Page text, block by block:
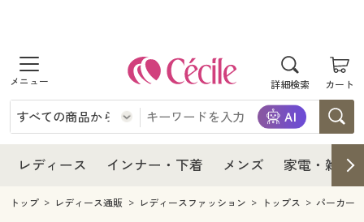
詳細検索 カート
商品を探す
レディース
レディースファッション
インナー・下着
インナー・下着通販すべて
メンズ
レディース インナー・下着 メンズ 家電・雑貨
レディース
レディース通販すべて
レディースファッション
インナー・下着
インナー・下着通販すべて
メンズ
トップ レディース通販 レディースファッション トップス パーカー